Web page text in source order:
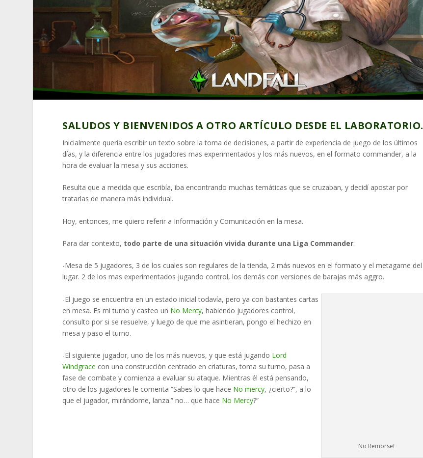
SALUDOS Y BIENVENIDOS A OTRO ARTÍCULO DESDE EL LABORATORIO.
Inicialmente quería escribir un texto sobre la toma de decisiones, a partir de experiencia de juego de los últimos
días, y la diferencia entre los jugadores mas experimentados y los más nuevos, en el formato commander, a la
hora de evaluar la mesa y sus acciones.
Resulta que a medida que escribía, iba encontrando muchas temáticas que se cruzaban, y decidí apostar por
tratarlas de manera más individual.
Hoy, entonces, me quiero referir a Información y Comunicación en la mesa.
Para dar contexto, todo parte de una situación vivida durante una Liga Commander:
-Mesa de 5 jugadores, 3 de los cuales son regulares de la tienda, 2 más nuevos en el formato y el metagame del
lugar. 2 de los mas experimentados jugando control, los demás con versiones de barajas más aggro.
No Remorse!
-El juego se encuentra en un estado inicial todavía, pero ya con bastantes cartas
en mesa. Es mi turno y casteo un No Mercy, habiendo jugadores control,
consulto por si se resuelve, y luego de que me asintieran, pongo el hechizo en
mesa y paso el turno.
-El siguiente jugador, uno de los más nuevos, y que está jugando Lord
Windgrace con una construcción centrado en criaturas, toma su turno, pasa a
fase de combate y comienza a evaluar su ataque. Mientras él está pensando,
otro de los jugadores le comenta “Sabes lo que hace No mercy, ¿cierto?”, a lo
que el jugador, mirándome, lanza:” no… que hace No Mercy?”